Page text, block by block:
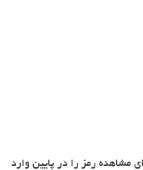
مشاهده رمز را در پایین وارد